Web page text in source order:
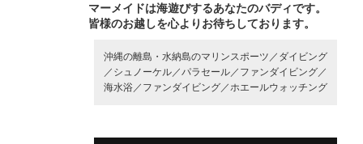
マーメイドは海遊びするあなたのバディです。
皆様のお越しを心よりお待ちしております。
沖縄の離島・水納島のマリンスポーツ／ ダイビング
／ シュノーケル／ パラセール／ ファンダイビング／
海水浴／ ファンダイビング／ ホエールウォッチング